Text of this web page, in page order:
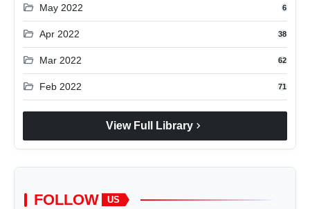
folder_open May 2022 6
folder_open Apr 2022 38
folder_open Mar 2022 62
folder_open Feb 2022 71
View Full Library chevron_right
FOLLOW US